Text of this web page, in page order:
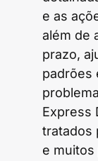
e as
além de
prazo,
padrões
Express
tratados
e